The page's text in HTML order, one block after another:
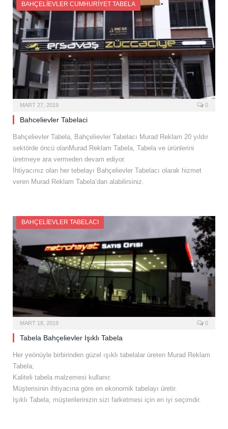
BAHÇELIEVLER CUMHURIYET TABELA
MART 27, 2019 0
Bahcelievler Tabelaci
Bahçelievler Tabela, Bahçelievler Tabelacı Murad Reklam 20 yıldır
sektörde öncü olanMurad Reklam Tabela, Tabela ve ürünlerini
üretmeye ara vermeden devam ediyor.
İhtiyacınız olan her tebelayı Bahçelievler Tabelacı olarak hizmet
veren Murad Reklam Tabela’dan alabilirsiniz.
BAHÇELIEVLER TABELACI
MART 18, 2019 0
Tabela Bahçelievler Işıklı Tabela
Her yeönüyle birbirinden güzel ışıklı tabelalar üreten Murad Reklam
Tabela;
Kaliteli tabela malzemesi kullanır.
Müşterisinin ihtiyacına göre en ekonomik tabelayı üretir.
Işıklı Tabela; müşterilerinizin sizi farketmesi için en iyi seçimdir.